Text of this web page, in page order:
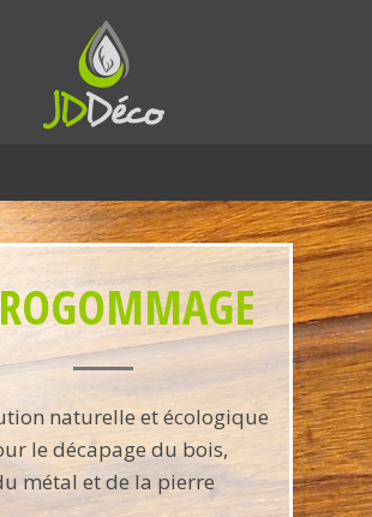
naturelle et écologique
le décapage du bois,
métal et de la pierre